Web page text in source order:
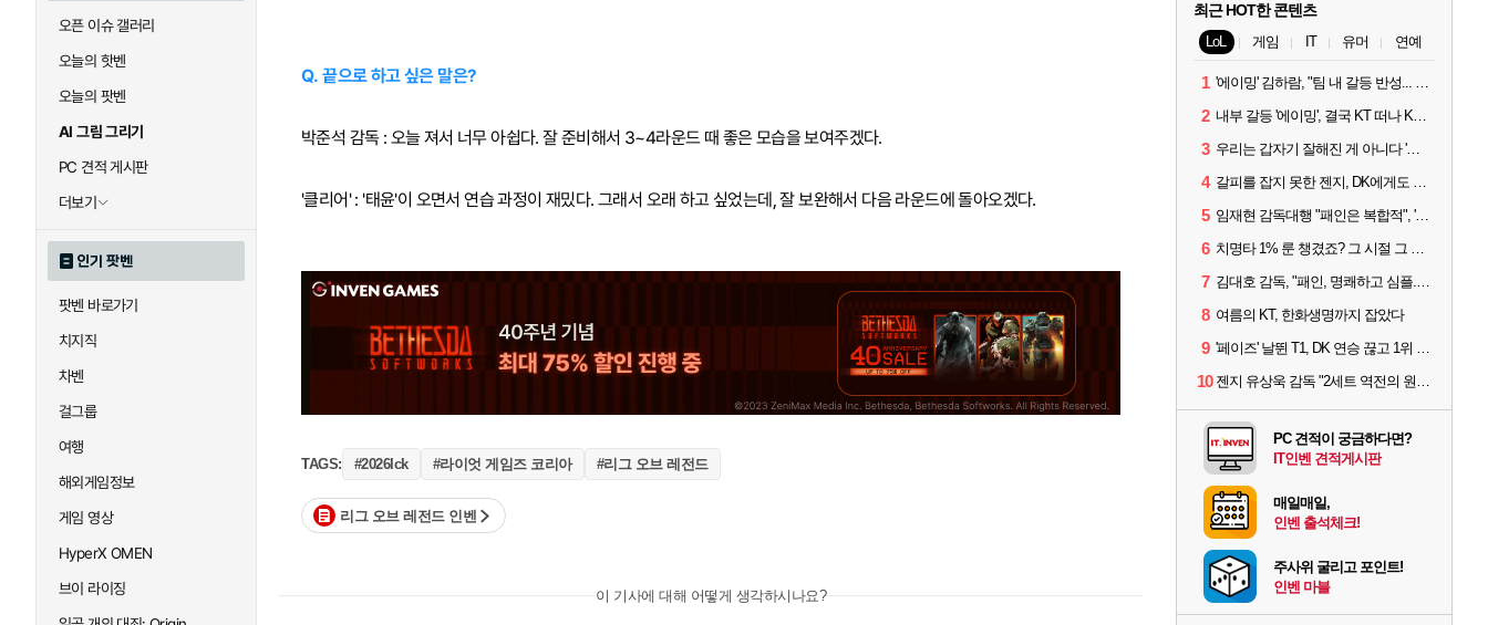
오픈 이슈 갤러리
오늘의 핫벤
오늘의 팟벤
AI 그림 그리기
PC 견적 게시판
더보기
인기 팟벤
팟벤 바로가기
치지직
차벤
걸그룹
여행
해외게임정보
게임 영상
HyperX OMEN
브이 라이징
Q. 끝으로 하고 싶은 말은?
박준석 감독 : 오늘 져서 너무 아쉽다. 잘 준비해서 3~4라운드 때 좋은 모습을 보여주겠다.
'클리어' : '태윤'이 오면서 연습 과정이 재밌다. 그래서 오래 하고 싶었는데, 잘 보완해서 다음 라운드에 돌아오겠다.
TAGS: #2026lck #라이엇 게임즈 코리아 #리그 오브 레전드
리그 오브 레전드 인벤
이 기사에 대해 어떻게 생각하시나요?
최근 HOT한 콘텐츠
LoL 게임 IT 유머 연예
1 '에이밍' 김하람, "팀 내 갈등 반성... 끝까지 뛰고 싶었다"
2 내부 갈등 '에이밍', 결국 KT 떠나 KRX로...'지우'와 트레이드
3 우리는 갑자기 잘해진 게 아니다 '씨맥' 김대호 감독의 자신감
4 갈피를 잡지 못한 젠지, DK에게도 0:2 패배
5 임재현 감독대행 "패인은 복합적", '도란' "팀에 과부하 왔다"
6 치명타 1% 룬 챙겼죠? 그 시절 그 감성 '롤 클래식' 30일 출시
7 김대호 감독, "패인, 명쾌하고 심플...다시 힘낼 수 있어"
8 여름의 KT, 한화생명까지 잡았다
9 '페이즈' 날뛴 T1, DK 연승 끊고 1위 지켜
10 젠지 유상욱 감독 "2세트 역전의 원인...너무 급했다"
PC 견적이 궁금하다면?
IT인벤 견적게시판
매일매일,
인벤 출석체크!
주사위 굴리고 포인트!
인벤 마블